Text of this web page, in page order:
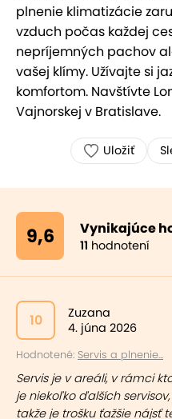
plnenie klimatizácie
vzduch počas každej
nepríjemných pachov
vašej klímy. Užívajte si
komfortom. Navštívte
Vajnorskej v Bratislave.
Uložiť
9,6 Vynikajúce
11 hodnotení
10
Zuzana
4. júna 2026
Hodnotené: Servis a plnenie...
Servis je v areáli, v rámci
je niekoľko ďalších servisov,
takže je trošku ťažšie nájsť